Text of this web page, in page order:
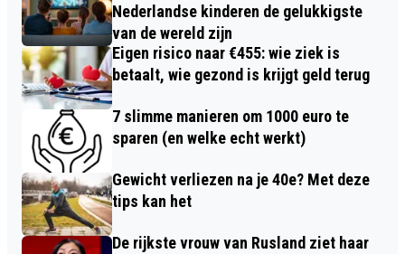
Nederlandse kinderen de gelukkigste
van de wereld zijn
Eigen risico naar €455: wie ziek is
betaalt, wie gezond is krijgt geld terug
7 slimme manieren om 1000 euro te
sparen (en welke echt werkt)
Gewicht verliezen na je 40e? Met deze
tips kan het
De rijkste vrouw van Rusland ziet haar